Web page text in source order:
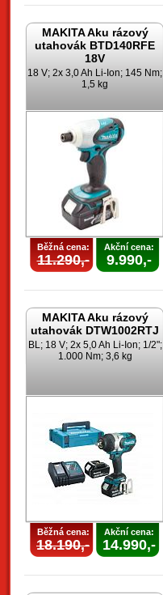
MAKITA Aku rázový
utahovák BTD140RFE
18V
18 V; 2x 3,0 Ah Li-Ion; 145 Nm;
1,5 kg
Běžná cena:
11.290,-
Akční cena:
9.990,-
MAKITA Aku rázový
utahovák DTW1002RTJ
BL; 18 V; 2x 5,0 Ah Li-Ion; 1/2";
1.000 Nm; 3,6 kg
Běžná cena:
18.190,-
Akční cena:
14.990,-